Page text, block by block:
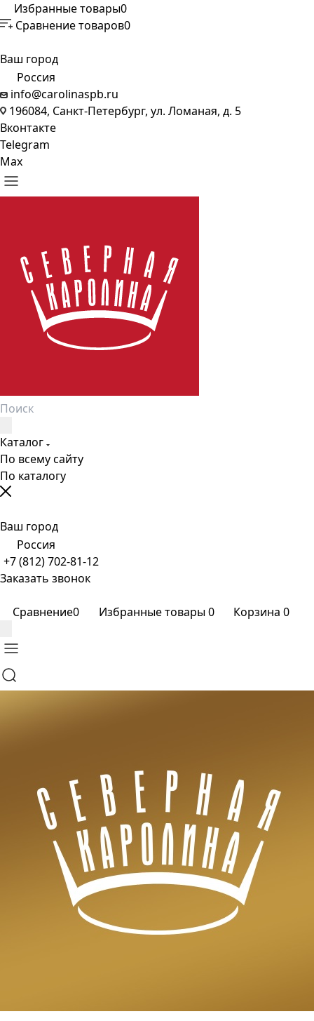
Избранные товары0
Сравнение товаров0
Ваш город
Россия
info@carolinaspb.ru
196084, Санкт-Петербург, ул. Ломаная, д. 5
Вконтакте
Telegram
Max
Каталог
По всему сайту
По каталогу
Ваш город
Россия
+7 (812) 702-81-12
Заказать звонок
Сравнение0 Избранные товары0 Корзина 0